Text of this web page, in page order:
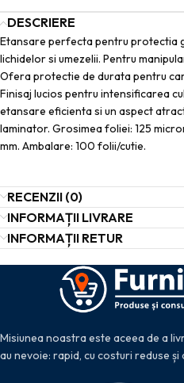
DESCRIERE
Etansare perfecta pentru protectia
lichidelor si umezelii. Pentru
Ofera protectie de durata pentru
Finisaj lucios pentru intensificarea
etansare eficienta si un aspect
laminator. Grosimea foliei: 125
mm. Ambalare: 100 folii/cutie.
RECENZII (0)
INFORMAȚII LIVRARE
INFORMAȚII RETUR
Misiunea noastra este aceea de a
au nevoie: rapid, cu costuri reduse